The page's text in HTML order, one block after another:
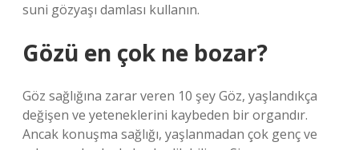
suni gözyaşı damlası kullanın.
Gözü en çok ne bozar?
Göz sağlığına zarar veren 10 şey Göz, yaşlandıkça
değişen ve yeteneklerini kaybeden bir organdır.
Ancak konuşma sağlığı, yaşlanmadan çok genç ve